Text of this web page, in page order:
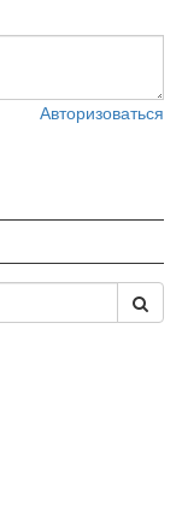
Авторизоваться